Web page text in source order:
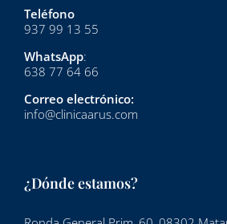
Teléfono
937 99 13 55
WhatsApp:
638 77 64 66
Correo electrónico:
info@clinicaarus.com
¿Dónde estamos?